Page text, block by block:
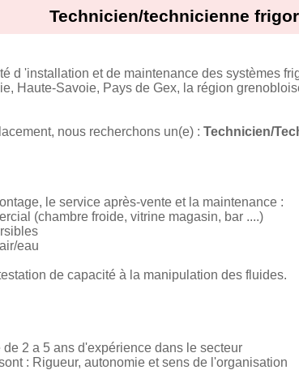
Technicien/technicienne
d 'installation et de maintenance des systèmes
Haute-Savoie, Pays de Gex, la région
nous recherchons un(e) : Technicien/
le service après-vente et la maintenance :
(chambre froide, vitrine magasin, bar ....)
eau
de capacité à la manipulation des fluides.
2 a 5 ans d'expérience dans le secteur
: Rigueur, autonomie et sens de l'organisation